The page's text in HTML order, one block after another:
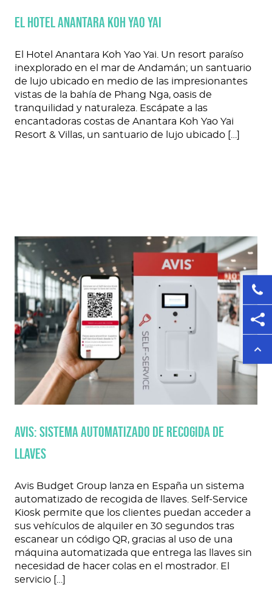
EL HOTEL ANANTARA KOH YAO YAI
El Hotel Anantara Koh Yao Yai. Un resort paraíso
inexplorado en el mar de Andamán; un santuario
de lujo ubicado en medio de las impresionantes
vistas de la bahía de Phang Nga, oasis de
tranquilidad y naturaleza. Escápate a las
encantadoras costas de Anantara Koh Yao Yai
Resort & Villas, un santuario de lujo ubicado […]
AVIS: SISTEMA AUTOMATIZADO DE RECOGIDA DE
LLAVES
Avis Budget Group lanza en España un sistema
automatizado de recogida de llaves. Self-Service
Kiosk permite que los clientes puedan acceder a
sus vehículos de alquiler en 30 segundos tras
escanear un código QR, gracias al uso de una
máquina automatizada que entrega las llaves sin
necesidad de hacer colas en el mostrador. El
servicio […]